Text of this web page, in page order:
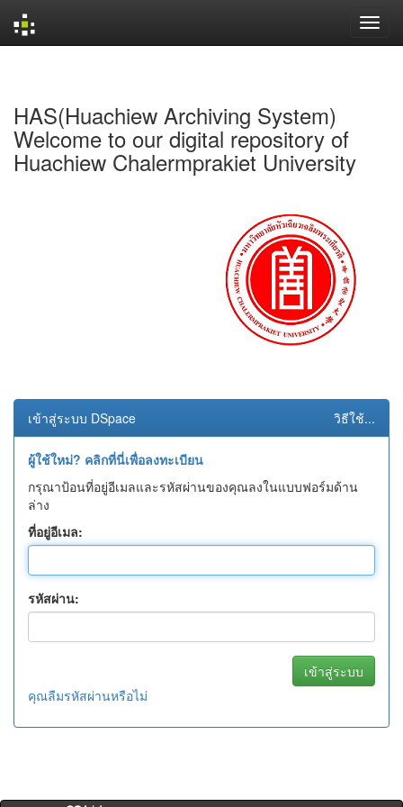
HAS(Huachiew Archiving System)
Welcome to our digital repository of
Huachiew Chalermprakiet University
เข้าสู่ระบบ DSpace วิธีใช้...
ผู้ใช้ใหม่? คลิกที่นี่เพื่อลงทะเบียน
กรุณาป้อนที่อยู่อีเมลและรหัสผ่านของคุณลงในแบบฟอร์มด้าน
ล่าง
ที่อยู่อีเมล:
รหัสผ่าน:
คุณลืมรหัสผ่านหรือไม่